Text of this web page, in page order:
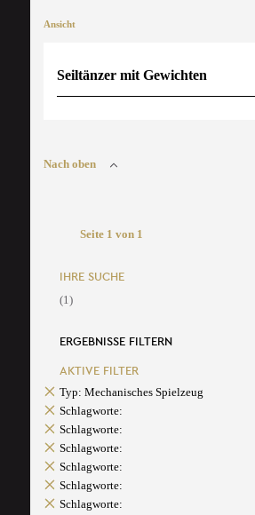
Ansicht
Seiltänzer mit Gewichten
Nach oben
Seite 1 von 1
IHRE SUCHE
(1)
ERGEBNISSE FILTERN
AKTIVE FILTER
Typ: Mechanisches Spielzeug
Schlagworte:
Schlagworte:
Schlagworte:
Schlagworte:
Schlagworte:
Schlagworte: